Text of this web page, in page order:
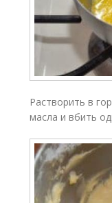
Растворить в
масла и вбить